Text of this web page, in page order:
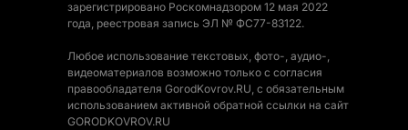
зарегистрировано Роскомнадзором 12 мая 2022
года, реестровая запись ЭЛ № ФС77-83122.
Любое использование текстовых, фото-, аудио-,
видеоматериалов возможно только с согласия
правообладателя GorodKovrov.RU, с обязательным
использованием активной обратной ссылки на сайт
GORODKOVROV.RU